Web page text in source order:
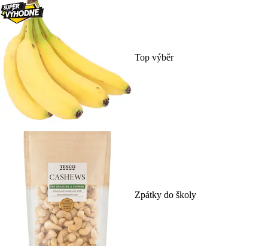
Top výběr
Zpátky do školy